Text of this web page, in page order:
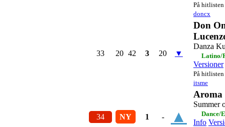
På hitlisten
doncx
33 20 42 3 20 ▼
Don
Danza
Latino/
Versioner
På hitlisten
itsme
34 NY 1 - ▲
Aroma
Summer
Dance/
Info